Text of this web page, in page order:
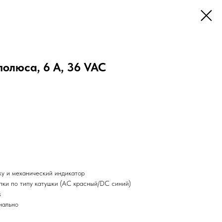
6 А, 36 VAC
и механический индикатор
по типу катушки (AC красный/DC синий)